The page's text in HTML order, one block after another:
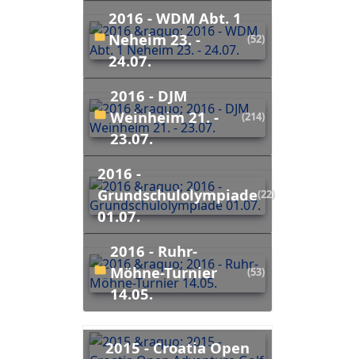
2016 - WDM Abt. 1
Neheim 23. -
24.07.
(52)
2016 - DJM
Weinheim 21. -
23.07.
(214)
2016 -
Grundschulolympiade
01.07.
(22)
2016 - Ruhr-
Möhne-Turnier
14.05.
(53)
2015 - Croatia Open